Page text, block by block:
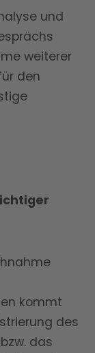
und
weiterer
den
kommt
des
das